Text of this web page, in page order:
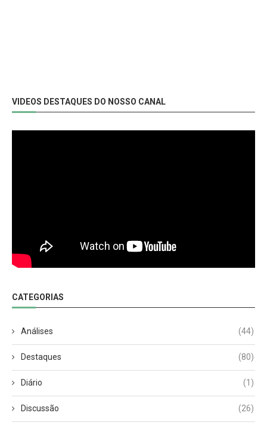
VIDEOS DESTAQUES DO NOSSO CANAL
CATEGORIAS
Análises (44)
Destaques (80)
Diário (1)
Discussão (26)